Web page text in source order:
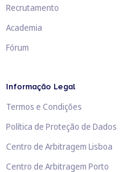
Recrutamento
Academia
Fórum
Informação Legal
Termos e Condições
Política de Proteção de Dados
Centro de Arbitragem Lisboa
Centro de Arbitragem Porto